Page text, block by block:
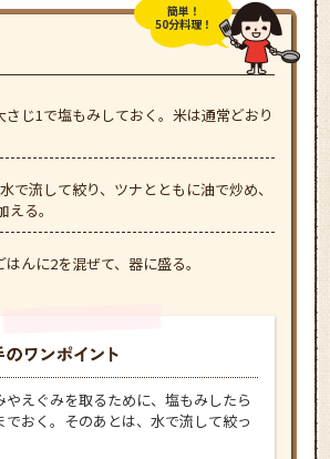
簡単！
50分料理！
さじ1で塩もみしておく。米は通常どおり
で流して絞り、ツナとともに油で炒め、
る。
んに2を混ぜて、器に盛る。
やえぐみを取るために、塩もみしたら
でおく。そのあとは、水で流して絞っ